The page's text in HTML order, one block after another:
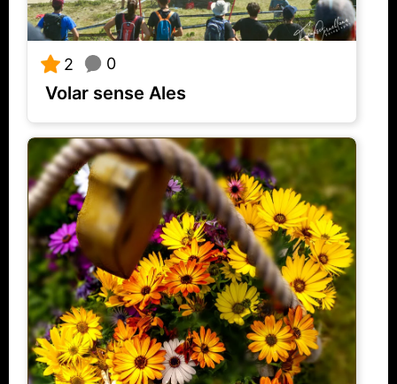
2 0
Volar sense Ales